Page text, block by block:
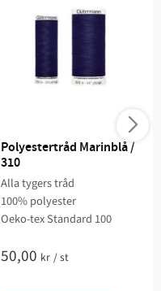
Polyestertråd Marinblå /
310
Alla tygers tråd
100% polyester
Oeko-tex Standard 100
50,00 kr /st